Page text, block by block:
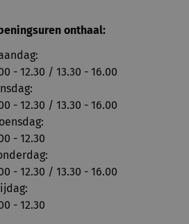
onthaal:
- 12.30 / 13.30 - 16.00
- 12.30 / 13.30 - 16.00
- 12.30
- 12.30 / 13.30 - 16.00
- 12.30